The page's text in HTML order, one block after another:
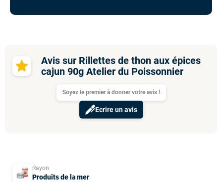
Avis sur Rillettes de thon aux épices
cajun 90g Atelier du Poissonnier
Soyez le premier à donner votre avis !
Ecrire un avis
Rayon
Produits de la mer